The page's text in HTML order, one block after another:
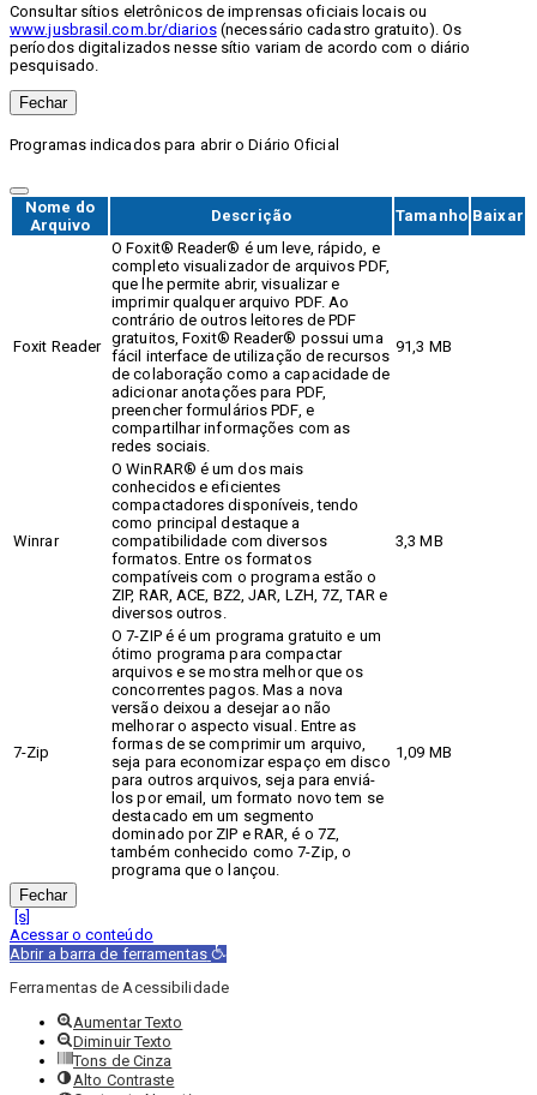
Consultar sítios eletrônicos de imprensas oficiais locais ou
www.jusbrasil.com.br/diarios(necessário cadastro gratuito). Os
períodos digitalizados nesse sítio variam de acordo com o diário
pesquisado.
Fechar
Programas indicados para abrir o Diário Oficial
Nome do
Arquivo
Descrição Tamanho Baixar
Foxit Reader
O Foxit® Reader® é um leve, rápido, e
completo visualizador de arquivos PDF,
que lhe permite abrir, visualizar e
imprimir qualquer arquivo PDF. Ao
contrário de outros leitores de PDF
gratuitos, Foxit® Reader® possui uma
fácil interface de utilização de recursos
de colaboração como a capacidade de
adicionar anotações para PDF,
preencher formulários PDF, e
compartilhar informações com as
redes sociais.
91,3 MB
Winrar
O WinRAR® é um dos mais
conhecidos e eficientes
compactadores disponíveis, tendo
como principal destaque a
compatibilidade com diversos
formatos. Entre os formatos
compatíveis com o programa estão o
ZIP, RAR, ACE, BZ2, JAR, LZH, 7Z, TAR e
diversos outros.
3,3 MB
7-Zip
O 7-ZIP é é um programa gratuito e um
ótimo programa para compactar
arquivos e se mostra melhor que os
concorrentes pagos. Mas a nova
versão deixou a desejar ao não
melhorar o aspecto visual. Entre as
formas de se comprimir um arquivo,
seja para economizar espaço em disco
para outros arquivos, seja para enviá-
los por email, um formato novo tem se
destacado em um segmento
dominado por ZIP e RAR, é o 7Z,
também conhecido como 7-Zip, o
programa que o lançou.
1,09 MB
Fechar
Acessar o conteúdo
Abrir a barra de ferramentas
Ferramentas de Acessibilidade
Aumentar Texto
Diminuir Texto
Tons de Cinza
Alto Contraste